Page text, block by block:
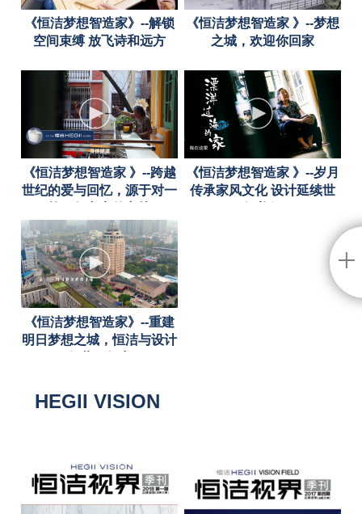
《恒洁梦想智造家》--解锁
空间束缚 放飞诗和远方
《恒洁梦想智造家 》--梦想
之城，欢迎你回家
《恒洁梦想智造家 》--跨越
世纪的爱与回忆，源于对一
《恒洁梦想智造家 》--岁月
传承家风文化 设计延续世
《恒洁梦想智造家》--重建
明日梦想之城，恒洁与设计
HEGII VISION